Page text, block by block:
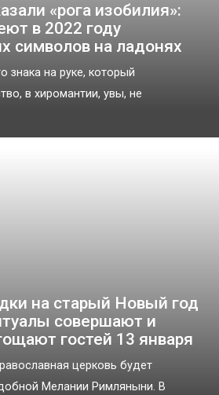
«рога изобилия»:
в 2022 году
символов на ладонях
знака на руке, который
в хиромантии, увы, не
на старый Новый год
совершают и
гостей 13 января
церковь будет
Мелании Римляныни. В